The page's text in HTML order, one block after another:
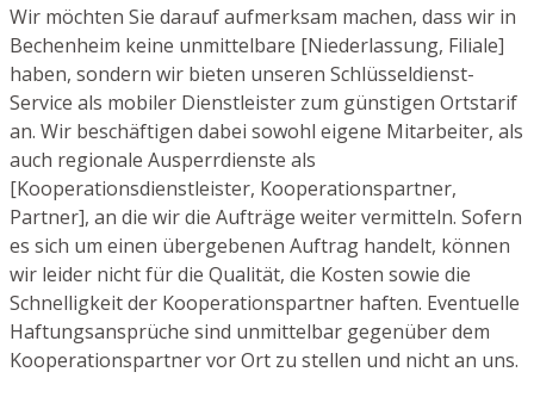
Wir möchten Sie darauf aufmerksam machen, dass wir in
Bechenheim keine unmittelbare [Niederlassung, Filiale]
haben, sondern wir bieten unseren Schlüsseldienst-
Service als mobiler Dienstleister zum günstigen Ortstarif
an. Wir beschäftigen dabei sowohl eigene Mitarbeiter, als
auch regionale Ausperrdienste als
[Kooperationsdienstleister, Kooperationspartner,
Partner], an die wir die Aufträge weiter vermitteln. Sofern
es sich um einen übergebenen Auftrag handelt, können
wir leider nicht für die Qualität, die Kosten sowie die
Schnelligkeit der Kooperationspartner haften. Eventuelle
Haftungsansprüche sind unmittelbar gegenüber dem
Kooperationspartner vor Ort zu stellen und nicht an uns.